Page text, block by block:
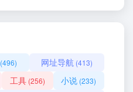
(496) 网址导航 (413)
工具(256) 小说 (233)